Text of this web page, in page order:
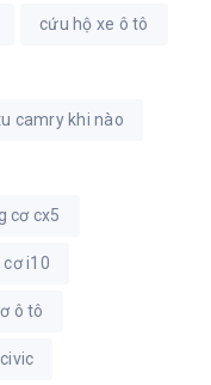
cứu hộ xe ô tô
camry khi nào
cơ cx5
i10
ô tô